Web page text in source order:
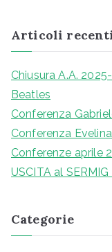
Articoli
Chiusura A.A.
Beatles
Conferenza
Conferenza
Conferenze aprile
USCITA al
Categorie